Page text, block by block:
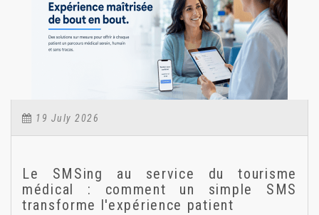
19 July 2026
Le SMSing au service du tourisme
médical : comment un simple SMS
transforme l'expérience patient